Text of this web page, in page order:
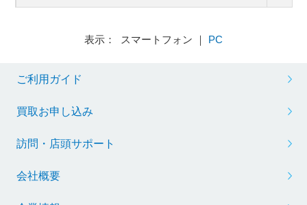
表示： スマートフォン ｜ PC
ご利用ガイド
買取お申し込み
訪問・店頭サポート
会社概要